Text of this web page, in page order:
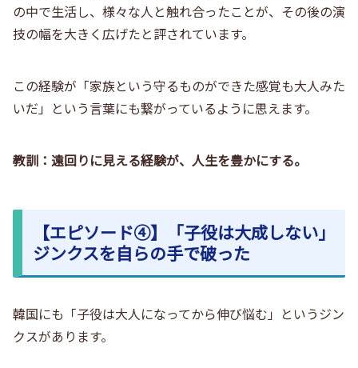
の中で生活し、様々な人と触れ合ったことが、その後の演
技の幅を大きく広げたと評されています。
この経験が「家族という守るものができた感覚も大人みた
いだ」という言葉にも繋がっているように思えます。
教訓：遠回りに見える経験が、人生を豊かにする。
【エピソード④】「子役は大成しない」
ジンクスを自らの手で破った
韓国にも「子役は大人になってから伸び悩む」というジン
クスがあります。